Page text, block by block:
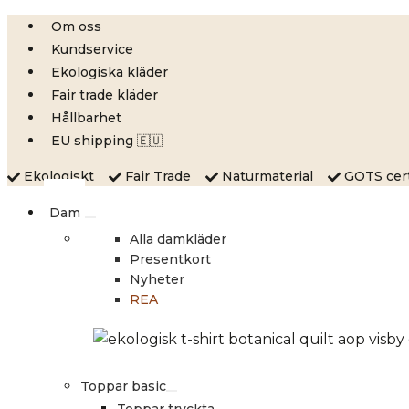
Skip
content
Om oss
Kundservice
Ekologiska kläder
Fair trade kläder
Hållbarhet
EU shipping 🇪🇺
Ekologiskt Fair Trade Naturmaterial GOTS
Dam
Alla damkläder
Presentkort
Nyheter
REA
Toppar basic